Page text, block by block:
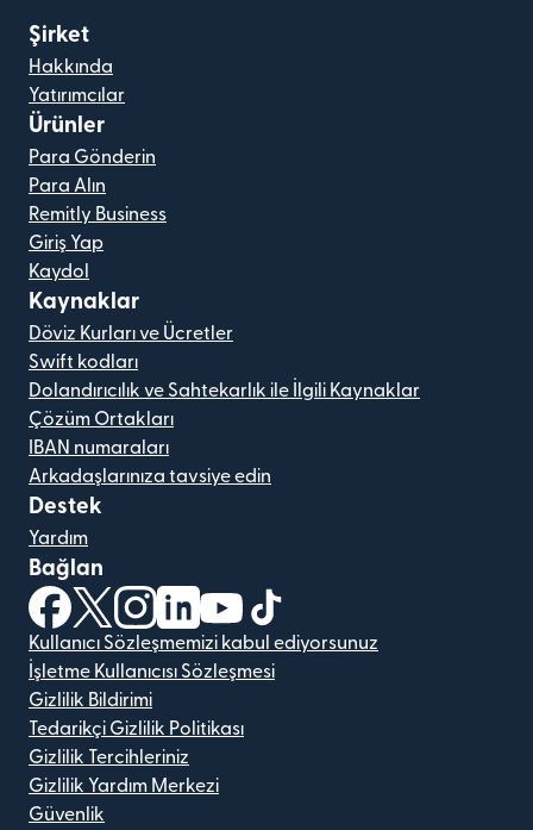
Şirket
Hakkında
Yatırımcılar
Ürünler
Para Gönderin
Para Alın
Remitly Business
Giriş Yap
Kaydol
Kaynaklar
Döviz Kurları ve Ücretler
Swift kodları
Dolandırıcılık ve Sahtekarlık ile İlgili Kaynaklar
Çözüm Ortakları
IBAN numaraları
Arkadaşlarınıza tavsiye edin
Destek
Yardım
Bağlan
(yeni pencerede açılır)
(yeni pencerede açılır)
(yeni pencerede açılır)
(yeni pencerede açılır)
(yeni pencerede açılır)
Kullanıcı Sözleşmemizi kabul ediyorsunuz
İşletme Kullanıcısı Sözleşmesi
Gizlilik Bildirimi
Tedarikçi Gizlilik Politikası
Gizlilik Tercihleriniz
Gizlilik Yardım Merkezi
Güvenlik